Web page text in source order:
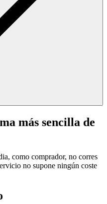
más sencilla de
como comprador, no corres
no supone ningún coste